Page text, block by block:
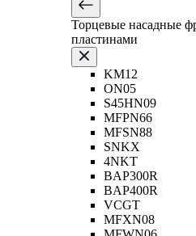
Торцевые насадные
пластинами
KM12
ON05
S45HN09
MFPN66
MFSN88
SNKX
4NKT
BAP300R
BAP400R
VCGT
MFXN08